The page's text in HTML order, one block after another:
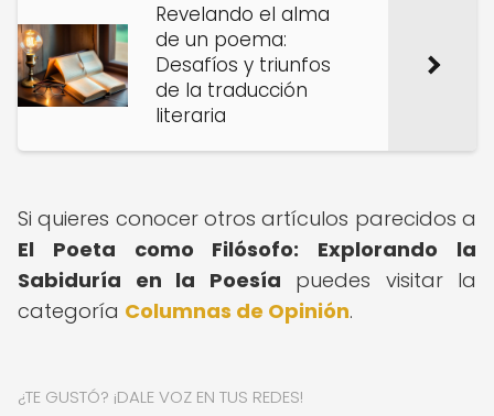
Revelando el alma
de un poema:
Desafíos y triunfos
de la traducción
literaria
Si quieres conocer otros artículos parecidos a
El Poeta como Filósofo: Explorando la
Sabiduría en la Poesía puedes visitar la
categoría Columnas de Opinión.
¿TE GUSTÓ? ¡DALE VOZ EN TUS REDES!